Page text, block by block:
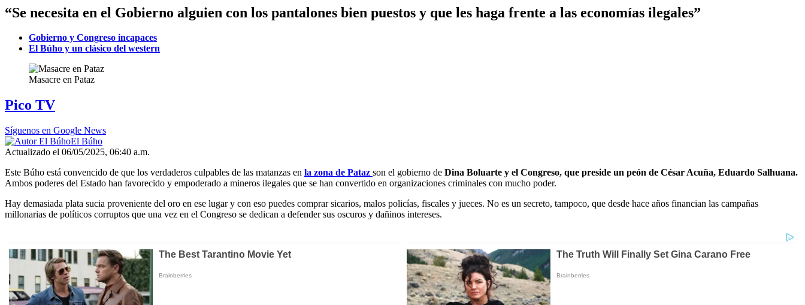
“Se necesita en el Gobierno alguien con los pantalones bien puestos y que les haga frente a las economías ilegales”
Gobierno y Congreso incapaces
El Búho y un clásico del western
Masacre en Pataz
Pico TV
Síguenos en Google News
El Búho
Actualizado el 06/05/2025, 06:40 a.m.
Este Búho está convencido de que los verdaderos culpables de las matanzas en la zona de Pataz son el gobierno de Dina Boluarte y el Congreso, que preside un peón de César Acuña, Eduardo Salhuana.
Ambos poderes del Estado han favorecido y empoderado a mineros ilegales que se han convertido en organizaciones criminales con mucho poder.
Hay demasiada plata sucia proveniente del oro en ese lugar y con eso puedes comprar sicarios, malos policías, fiscales y jueces. No es un secreto, tampoco, que desde hace años financian las campañas
millonarias de políticos corruptos que una vez en el Congreso se dedican a defender sus oscuros y dañinos intereses.